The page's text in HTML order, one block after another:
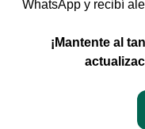
WhatsApp y recibí
¡Mantente al